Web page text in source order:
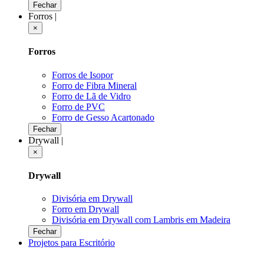
Fechar
Forros |
×
Forros
Forros de Isopor
Forro de Fibra Mineral
Forro de Lã de Vidro
Forro de PVC
Forro de Gesso Acartonado
Fechar
Drywall |
×
Drywall
Divisória em Drywall
Forro em Drywall
Divisória em Drywall com Lambris em Madeira
Fechar
Projetos para Escritório